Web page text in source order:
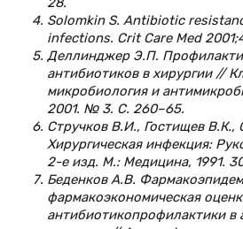
Solomkin S. Antibiotic
infections. Crit Care Med
Деллинджер Э.П.
антибиотиков в хирургии //
микробиология и
2001. № 3. С. 260–65.
Стручков В.И., Гостищев В.К.,
Хирургическая инфекция:
2-е изд. М.: Медицина, 1991.
Беденков А.В.
фармакоэкономическая
антибиотикопрофилактики в